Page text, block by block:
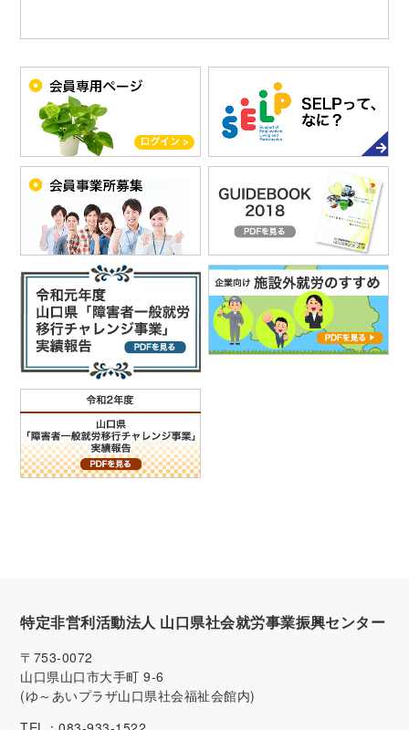
特定非営利活動法人 山口県社会就労事業振興センター
〒753-0072
山口県山口市大手町 9-6
(ゆ～あいプラザ山口県社会福祉会館内)